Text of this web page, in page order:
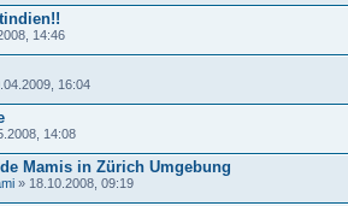
14:46
16:04
14:08
Mamis in Zürich Umgebung
» 18.10.2008, 09:19